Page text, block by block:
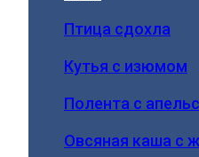
Птица сдохла
Кутья с изюмом
Полента с
Овсяная каша с